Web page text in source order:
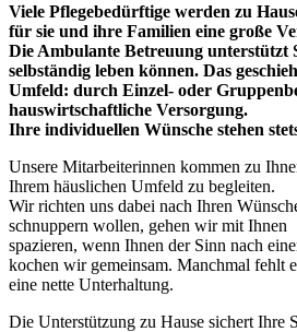
Viele Pflegebedürftige werden zu
für sie und ihre Familien eine große
Die Ambulante Betreuung unterstützt
selbständig leben können. Das
Umfeld: durch Einzel- oder
hauswirtschaftliche Versorgung.
Ihre individuellen Wünsche stehen
Unsere Mitarbeiterinnen kommen zu
Ihrem häuslichen Umfeld zu begleiten.
Wir richten uns dabei nach Ihren
schnuppern wollen, gehen wir mit Ihnen
spazieren, wenn Ihnen der Sinn nach
kochen wir gemeinsam. Manchmal fehlt
eine nette Unterhaltung.
Die Unterstützung zu Hause sichert Ihre